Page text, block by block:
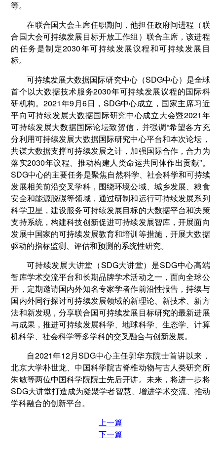
等。
在联合国大会主席任职期间，他担任政府间进程（联
合国大会可持续发展目标开放工作组）联合主席，该进程
的任务是制定2030年可持续发展议程和可持续发展目
标。
可持续发展大数据国际研究中心（SDG中心）是全球
首个以大数据技术服务2030年可持续发展议程的国际科
研机构。2021年9月6日，SDG中心成立，国家主席习近
平向可持续发展大数据国际研究中心成立大会暨2021年
可持续发展大数据国际论坛致贺信，并强调“希望各方充
分利用可持续发展大数据国际研究中心平台和本次论坛，
共谋大数据支撑可持续发展之计，加强国际合作，合力为
落实2030年议程、推动构建人类命运共同体作出贡献”。
SDG中心的主要任务是聚焦自然科学、社会科学和可持续
发展相关前沿交叉学科，围绕环境公域、城乡发展、粮食
安全和能源脱碳等领域，通过研制和运行可持续发展系列
科学卫星，建设服务可持续发展目标的大数据平台和决策
支持系统，构建科技创新促进可持续发展智库，开展面向
发展中国家的可持续发展教育和培训等措施，开展大数据
驱动的指标监测、评估和预测的系统性研究。
可持续发展大讲堂（SDG大讲堂）是SDG中心高端
智库学术交流平台和长期品牌学术活动之一，面向全球公
开，定期邀请国内外知名专家学者作前沿性报告，持续与
国内外同行探讨可持续发展领域的新理论、新技术、新方
法和新发现，分享联合国可持续发展目标研究的最新进展
与成果，推进可持续发展科学、地球科学、生态学、计算
机科学、社会科学等多学科的交叉融合与创新发展。
自2021年12月SDG中心主任郭华东院士首讲以来，
北京大学朴世龙、中国科学院古脊椎动物与古人类研究所
朱敏等两位中国科学院院士先后开讲。未来，将进一步将
SDG大讲堂打造成为凝聚学者智慧、增进学术交流、推动
学科融合的创新平台。
上一篇
下一篇